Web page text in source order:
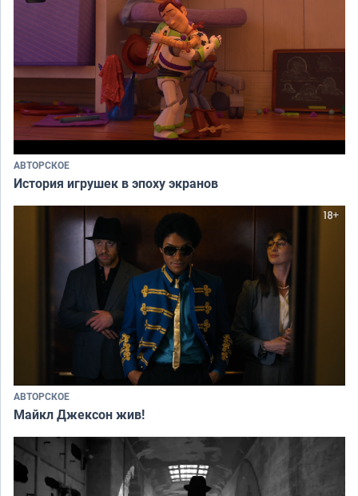
АВТОРСКОЕ
История игрушек в эпоху экранов
АВТОРСКОЕ
Майкл Джексон жив!